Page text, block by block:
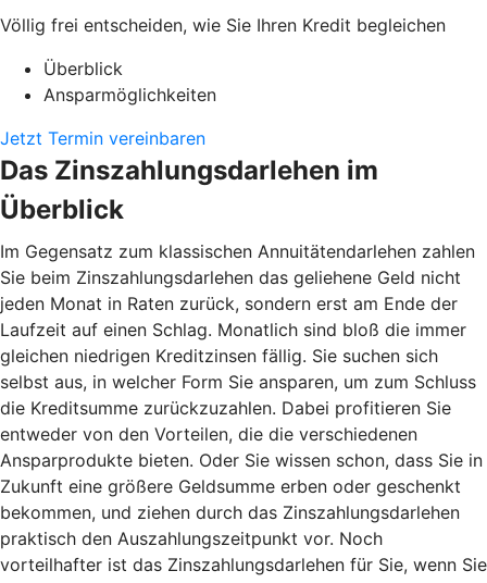
Völlig frei entscheiden, wie Sie Ihren Kredit begleichen
Überblick
Ansparmöglichkeiten
Jetzt Termin vereinbaren
Das Zinszahlungsdarlehen im
Überblick
Im Gegensatz zum klassischen Annuitätendarlehen zahlen
Sie beim Zinszahlungsdarlehen das geliehene Geld nicht
jeden Monat in Raten zurück, sondern erst am Ende der
Laufzeit auf einen Schlag. Monatlich sind bloß die immer
gleichen niedrigen Kreditzinsen fällig. Sie suchen sich
selbst aus, in welcher Form Sie ansparen, um zum Schluss
die Kreditsumme zurückzuzahlen. Dabei profitieren Sie
entweder von den Vorteilen, die die verschiedenen
Ansparprodukte bieten. Oder Sie wissen schon, dass Sie in
Zukunft eine größere Geldsumme erben oder geschenkt
bekommen, und ziehen durch das Zinszahlungsdarlehen
praktisch den Auszahlungszeitpunkt vor. Noch
vorteilhafter ist das Zinszahlungsdarlehen für Sie, wenn Sie